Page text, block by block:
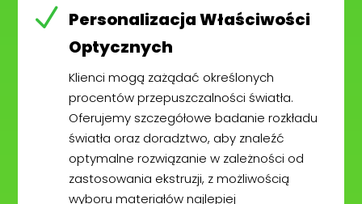
N Personalizacja Właściwości
Optycznych
Klienci mogą zażądać określonych
procentów przepuszczalności światła.
Oferujemy szczegółowe badanie rozkładu
światła oraz doradztwo, aby znaleźć
optymalne rozwiązanie w zależności od
zastosowania ekstruzji, z możliwością
wyboru materiałów najlepiej